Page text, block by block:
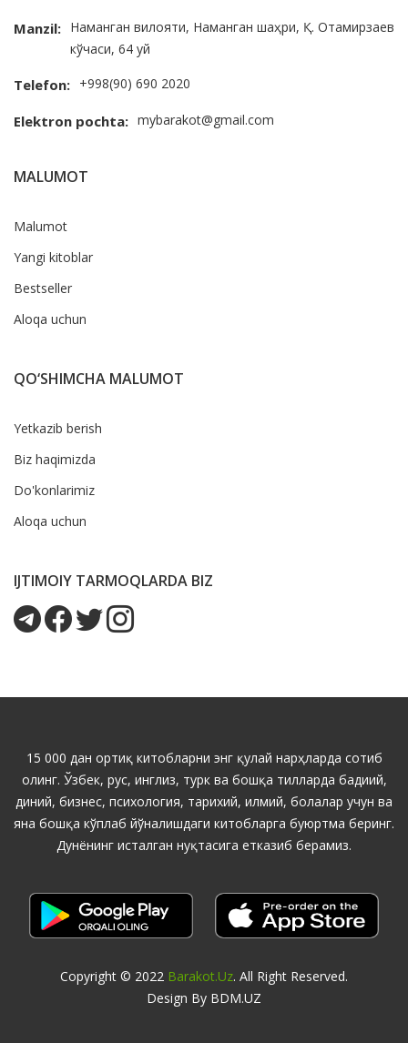
Manzil: Наманган вилояти, Наманган шаҳри, Қ. Отамирзаев
кўчаси, 64 уй
Telefon: +998(90) 690 2020
Elektron pochta: mybarakot@gmail.com
MALUMOT
Malumot
Yangi kitoblar
Bestseller
Aloqa uchun
QO‘SHIMCHA MALUMOT
Yetkazib berish
Biz haqimizda
Do'konlarimiz
Aloqa uchun
IJTIMOIY TARMOQLARDA BIZ
15 000 дан ортиқ китобларни энг қулай нарҳларда сотиб
олинг. Ўзбек, рус, инглиз, турк ва бошқа тилларда бадиий,
диний, бизнес, психология, тарихий, илмий, болалар учун ва
яна бошқа кўплаб йўналишдаги китобларга буюртма беринг.
Дунёнинг исталган нуқтасига етказиб берамиз.
Copyright © 2022 Barakot.uz. All Right Reserved.
Design By BDM.UZ